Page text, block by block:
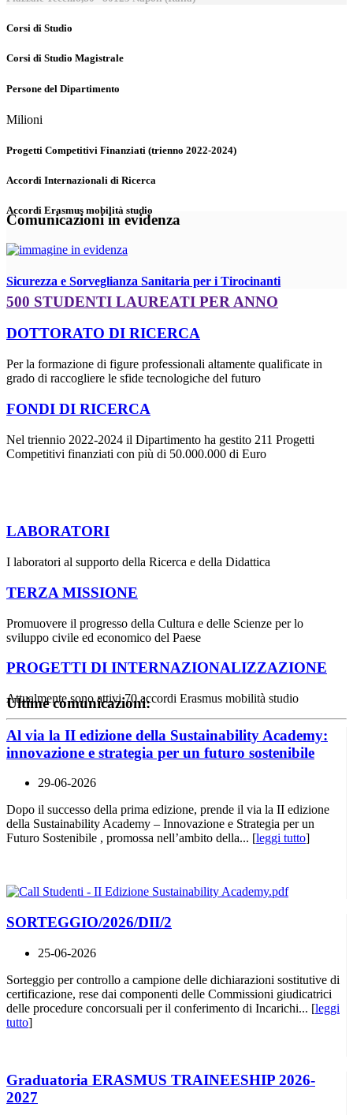
Corsi di Studio
Corsi di Studio Magistrale
Persone del Dipartimento
Milioni
Progetti Competitivi Finanziati (trienno 2022-2024)
Accordi Internazionali di Ricerca
Accordi Erasmus mobilità studio
Comunicazioni in evidenza
Sicurezza e Sorveglianza Sanitaria per i Tirocinanti
500 STUDENTI LAUREATI PER ANNO
DOTTORATO DI RICERCA
Per la formazione di figure professionali altamente qualificate in
grado di raccogliere le sfide tecnologiche del futuro
FONDI DI RICERCA
Nel triennio 2022-2024 il Dipartimento ha gestito 211 Progetti
Competitivi finanziati con più di 50.000.000 di Euro
LABORATORI
I laboratori al supporto della Ricerca e della Didattica
TERZA MISSIONE
Promuovere il progresso della Cultura e delle Scienze per lo
sviluppo civile ed economico del Paese
PROGETTI DI INTERNAZIONALIZZAZIONE
Attualmente sono attivi 70 accordi Erasmus mobilità studio
Ultime comunicazioni:
Al via la II edizione della Sustainability Academy:
innovazione e strategia per un futuro sostenibile
29-06-2026
Dopo il successo della prima edizione, prende il via la II edizione
della Sustainability Academy – Innovazione e Strategia per un
Futuro Sostenibile , promossa nell’ambito della... [leggi tutto]
SORTEGGIO/2026/DII/2
25-06-2026
Sorteggio per controllo a campione delle dichiarazioni sostitutive di
certificazione, rese dai componenti delle Commissioni giudicatrici
delle procedure concorsuali per il conferimento di Incarichi... [leggi
tutto]
Graduatoria ERASMUS TRAINEESHIP 2026-
2027